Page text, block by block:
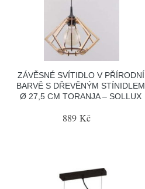
ZÁVĚSNÉ SVÍTIDLO V PŘÍRODNÍ
BARVĚ S DŘEVĚNÝM STÍNIDLEM
Ø 27,5 CM TORANJA – SOLLUX
889 Kč